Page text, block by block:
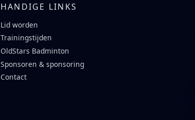
HANDIGE LINKS
Lid worden
Trainingstijden
OldStars Badminton
Sponsoren & sponsoring
Contact